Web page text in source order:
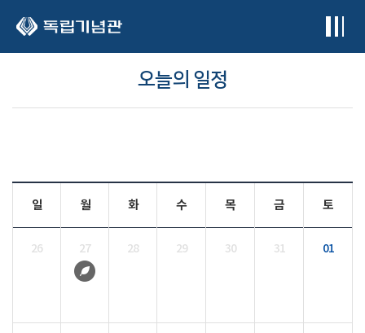
오늘의 일정
일 월 화 수 목 금 토
26 27 28 29 30 31 01